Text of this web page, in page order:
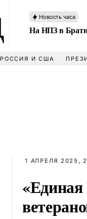
Новость часа
На НПЗ в
РОССИЯ И США
1 АПРЕЛЯ 2025,